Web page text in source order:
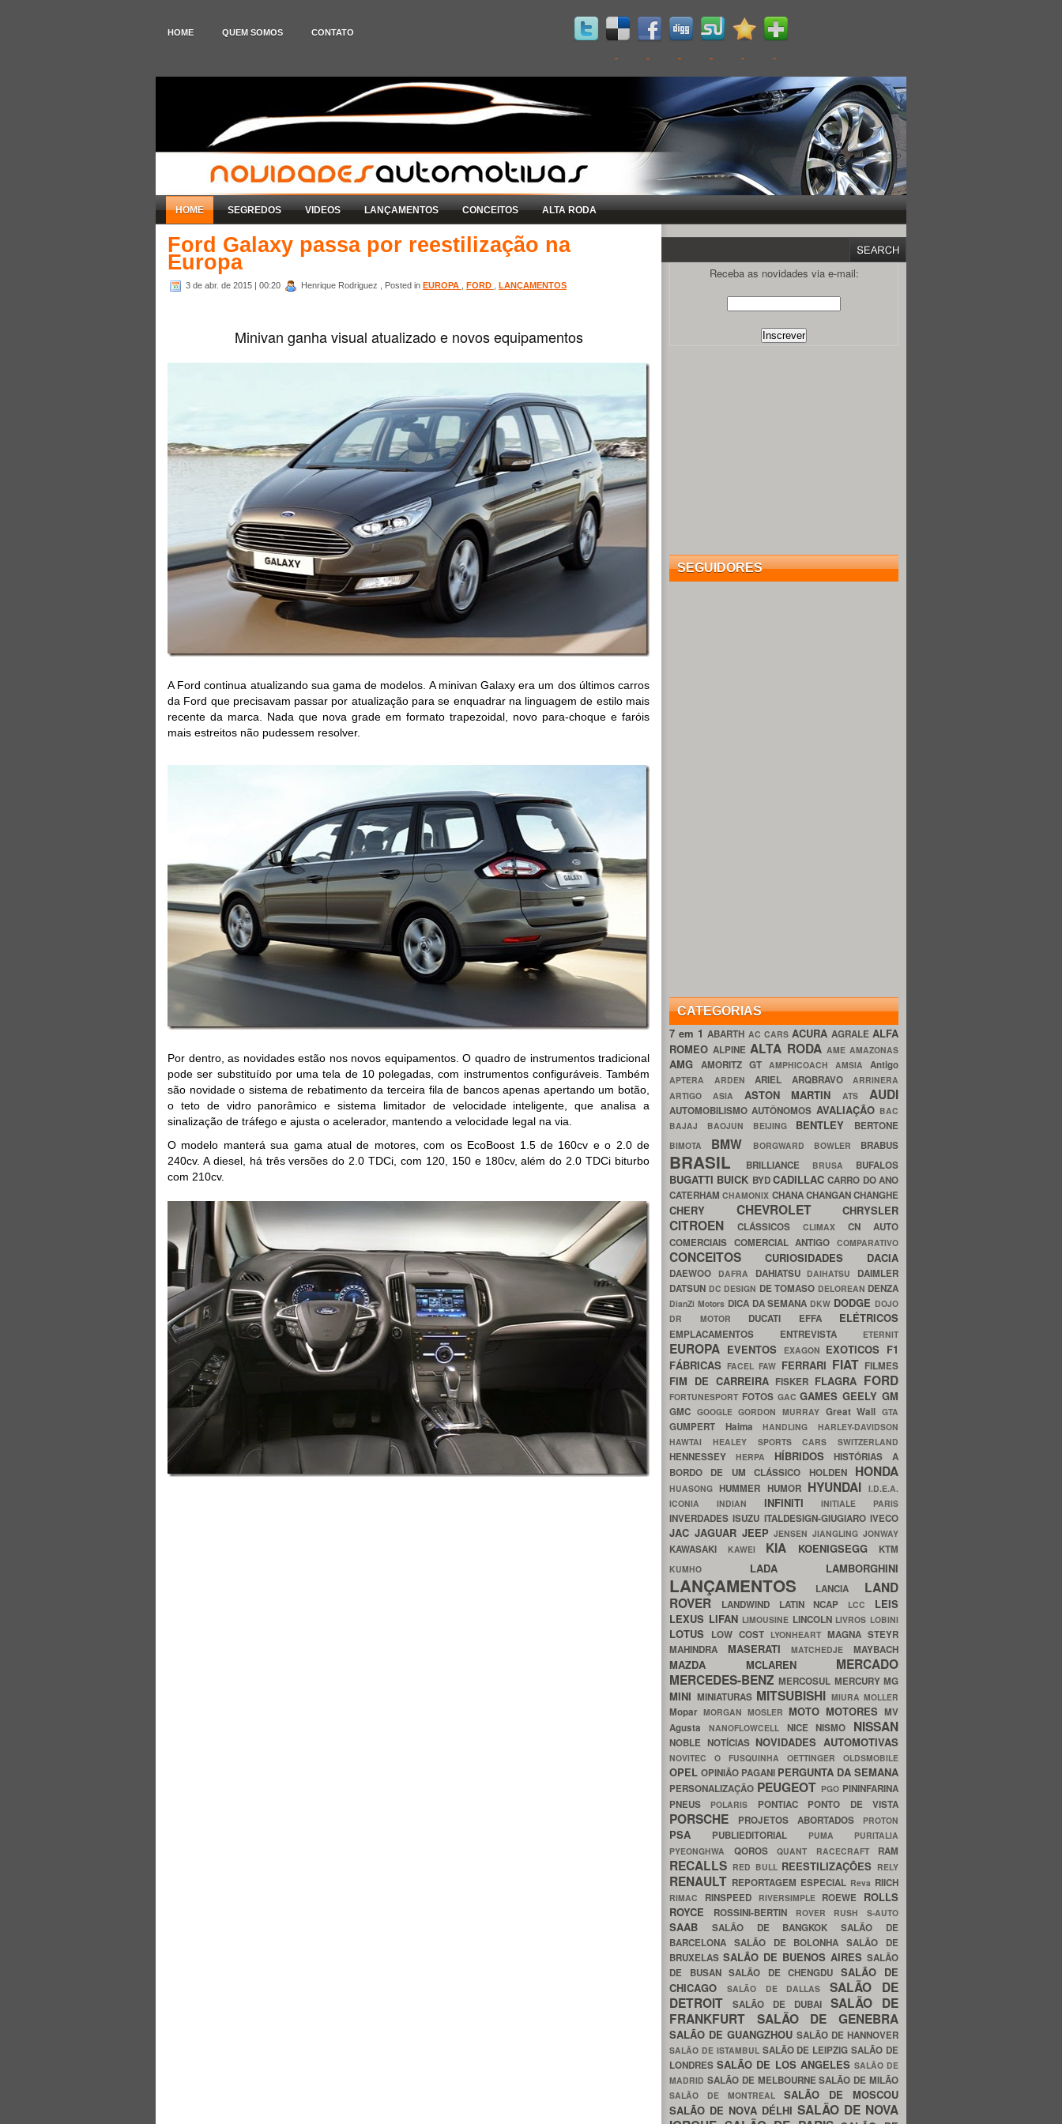
HOME QUEM SOMOS CONTATO
HOME SEGREDOS VIDEOS LANÇAMENTOS CONCEITOS ALTA RODA
Ford Galaxy passa por reestilização na
Europa
3 de abr. de 2015 | 00:20 Henrique Rodriguez , Posted in EUROPA FORD LANÇAMENTOS
Minivan ganha visual atualizado e novos equipamentos
A Ford continua atualizando sua gama de modelos. A minivan Galaxy era um dos últimos carros
da Ford que precisavam passar por atualização para se enquadrar na linguagem de estilo mais
recente da marca. Nada que nova grade em formato trapezoidal, novo para-choque e faróis
mais estreitos não pudessem resolver.
Por dentro, as novidades estão nos novos equipamentos. O quadro de instrumentos tradicional
pode ser substituído por uma tela de 10 polegadas, com instrumentos configuráveis. Também
são novidade o sistema de rebatimento da terceira fila de bancos apenas apertando um botão,
o teto de vidro panorâmico e sistema limitador de velocidade inteligente, que analisa a
sinalização de tráfego e ajusta o acelerador, mantendo a velocidade legal na via.
O modelo manterá sua gama atual de motores, com os EcoBoost 1.5 de 160cv e o 2.0 de
240cv. A diesel, há três versões do 2.0 TDCi, com 120, 150 e 180cv, além do 2.0 TDCi biturbo
com 210cv.
Receba as novidades via e-mail:
SEGUIDORES
CATEGORIAS
7 em 1ABARTH AC CARS ACURA AGRALE ALFA
ROMEOALPINEALTA RODA AME AMAZONAS
AMG AMORITZ GT AMPHICOACH AMSIA Antigo
APTERA ARDEN ARIEL ARQBRAVO ARRINERA
ARTIGO ASIA ASTON MARTINATS AUDI
AUTOMOBILISMOAUTÔNOMOS AVALIAÇÃO BAC
BAJAJ BAOJUN BEIJING BENTLEY BERTONE
BIMOTA BMW BORGWARD BOWLER BRABUS
BRASIL BRILLIANCE BRUSA BUFALOS
BUGATTI BUICK BYDCADILLACCARRO DO ANO
CATERHAMCHAMONIX CHANACHANGANCHANGHE
CHERY CHEVROLET CHRYSLER
CITROEN CLÁSSICOS CLIMAX CN AUTO
COMERCIAIS COMERCIAL ANTIGOCOMPARATIVO
CONCEITOS CURIOSIDADES DACIA
DAEWOO DAFRA DAHIATSU DAIHATSU DAIMLER
DATSUN DC DESIGN DE TOMASO DELOREAN DENZA
DianZi Motors DICA DA SEMANA DKW DODGE DOJO
DR MOTOR DUCATI EFFA ELÉTRICOS
EMPLACAMENTOS ENTREVISTA ETERNIT
EUROPA EVENTOS EXAGON EXOTICOS F1
FÁBRICASFACELFAW FERRARI FIAT FILMES
FIM DE CARREIRA FISKER FLAGRA FORD
FORTUNESPORT FOTOS GACGAMESGEELYGM
GMC GOOGLEGORDON MURRAY Great WallGTA
GUMPERT HaimaHANDLINGHARLEY-DAVIDSON
HAWTAI HEALEY SPORTS CARS SWITZERLAND
HENNESSEY HERPA HÍBRIDOSHISTÓRIAS A
BORDO DE UM CLÁSSICO HOLDEN HONDA
HUASONGHUMMER HUMOR HYUNDAI I.D.E.A.
ICONIA INDIAN INFINITIINITIALE PARIS
INVERDADESISUZU ITALDESIGN-GIUGIAROIVECO
JAC JAGUAR JEEPJENSENJIANGLINGJONWAY
KAWASAKI KAWEI KIA KOENIGSEGG KTM
KUMHO LADA LAMBORGHINI
LANÇAMENTOS LANCIA LAND
ROVER
LANDWIND LATIN NCAP LCC LEIS
LEXUS LIFAN LIMOUSINE LINCOLN LIVROS LOBINI
LOTUS LOW COST LYONHEART MAGNA STEYR
MAHINDRA MASERATIMATCHEDJEMAYBACH
MAZDA MCLAREN MERCADO
MERCEDES-BENZMERCOSUL MERCURYMG
MINI MINIATURAS MITSUBISHI MIURA MOLLER
Mopar MORGAN MOSLER MOTO MOTORES MV
Agusta NANOFLOWCELL NICENISMO NISSAN
NOBLE NOTÍCIAS NOVIDADES AUTOMOTIVAS
NOVITEC O FUSQUINHA OETTINGER OLDSMOBILE
OPEL OPINIÃO PAGANI PERGUNTA DA SEMANA
PERSONALIZAÇÃO PEUGEOT PGO PININFARINA
PNEUS
POLARIS PONTIAC PONTO DE VISTA
PORSCHE PROJETOS ABORTADOS PROTON
PSA PUBLIEDITORIAL PUMA PURITALIA
PYEONGHWA QOROS QUANT RACECRAFT RAM
RECALLS RED BULL REESTILIZAÇÕES RELY
RENAULT REPORTAGEM ESPECIAL Reva RIICH
RIMAC RINSPEED RIVERSIMPLE ROEWE ROLLS
ROYCE
ROSSINI-BERTIN ROVER RUSH S-AUTO
SAAB SALÃO DE BANGKOKSALÃO DE
BARCELONA SALÃO DE BOLONHASALÃO DE
BRUXELAS SALÃO DE BUENOS AIRES SALÃO
DE BUSAN SALÃO DE CHENGDU SALÃO DE
CHICAGO
SALÃO DE DALLASSALÃO DE
DETROIT
SALÃO DE DUBAI SALÃO DE
FRANKFURT SALÃO DE GENEBRA
SALÃO DE GUANGZHOU SALÃO DE HANNOVER
SALÃO DE ISTAMBUL SALÃO DE LEIPZIGSALÃO DE
LONDRESSALÃO DE LOS ANGELES SALÃO DE
MADRID SALÃO DE MELBOURNESALÃO DE MILÃO
SALÃO DE MONTREAL SALÃO DE MOSCOU
SALÃO DE NOVA DÉLHI SALÃO DE NOVA